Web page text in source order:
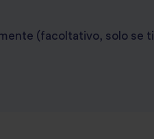
(facoltativo, solo se ti